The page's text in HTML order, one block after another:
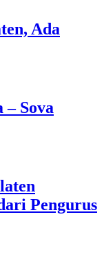
Ada
– Sova
Pengurus